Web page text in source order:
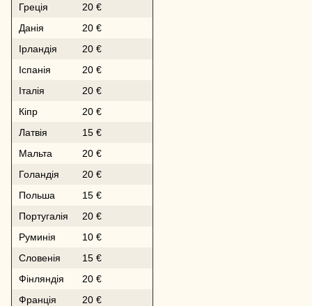
Греція
20 €
Данія
20 €
Ірландія
20 €
Іспанія
20 €
Італія
20 €
Кіпр
20 €
Латвія
15 €
Мальта
20 €
Голандія
20 €
Польша
15 €
Португалія
20 €
Руминія
10 €
Словенія
15 €
Фінляндія
20 €
Франція
20 €